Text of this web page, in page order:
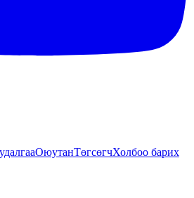
ОюутанТөгсөгчХолбоо барих